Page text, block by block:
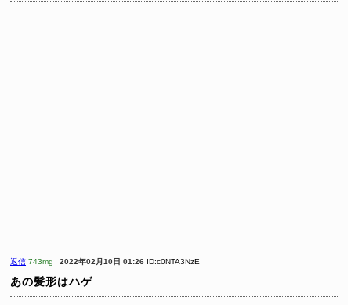
返信 743mg 2022年02月10日 01:26 ID:c0NTA3NzE
あの髪形はハゲ